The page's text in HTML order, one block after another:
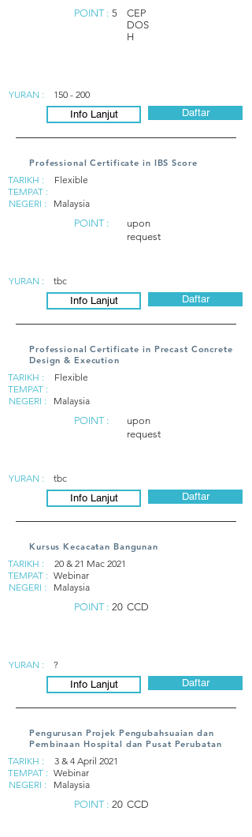
POINT : 5
CEP
DOS
H
YURAN :
150 - 200
Info Lanjut
Daftar
Professional Certificate in IBS Score
TARIKH :
Flexible
TEMPAT :
NEGERI :
Malaysia
POINT :
upon
request
YURAN :
tbc
Info Lanjut
Daftar
Professional Certificate in Precast Concrete
Design & Execution
TARIKH :
Flexible
TEMPAT :
NEGERI :
Malaysia
POINT :
upon
request
YURAN :
tbc
Info Lanjut
Daftar
Kursus Kecacatan Bangunan
TARIKH :
20 & 21 Mac 2021
TEMPAT : Webinar
NEGERI :
Malaysia
POINT : 20 CCD
YURAN :
?
Info Lanjut
Daftar
Pengurusan Projek Pengubahsuaian dan
Pembinaan Hospital dan Pusat Perubatan
TARIKH :
3 & 4 April 2021
TEMPAT : Webinar
NEGERI :
Malaysia
POINT : 20 CCD